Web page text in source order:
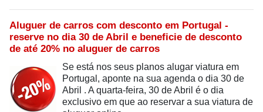
Aluguer de carros com desconto em Portugal -
reserve no dia 30 de Abril e beneficie de desconto
de até 20% no aluguer de carros
Se está nos seus planos alugar viatura em
Portugal, aponte na sua agenda o dia 30 de
Abril . A quarta-feira, 30 de Abril é o dia
exclusivo em que ao reservar a sua viatura de